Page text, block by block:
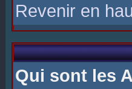
Revenir en
Qui sont les